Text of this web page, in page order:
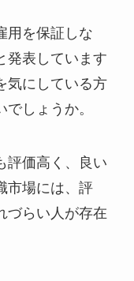
用を保証しな
発表しています
気にしている方
しょうか。
評価高く、良い
市場には、評
づらい人が存在